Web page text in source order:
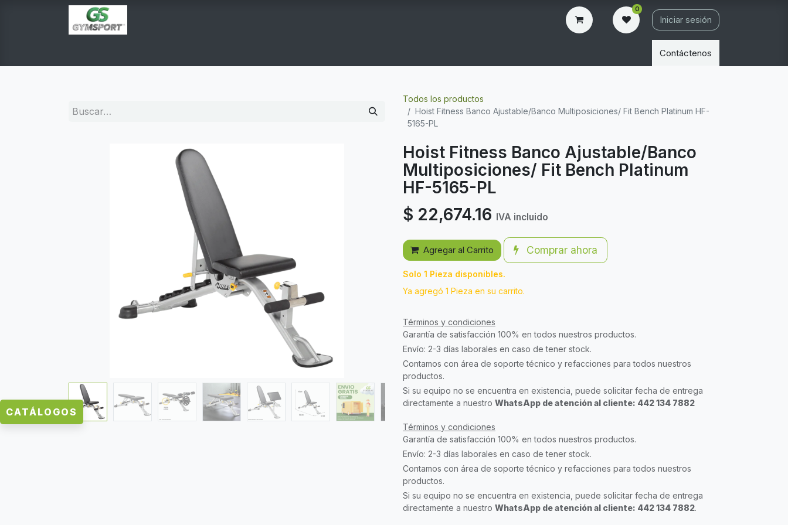
0
Iniciar sesión
Contáctenos
Todos los productos
Hoist Fitness Banco Ajustable/Banco Multiposiciones/ Fit Bench Platinum HF-
5165-PL
Hoist Fitness Banco Ajustable/Banco
Multiposiciones/ Fit Bench Platinum
HF-5165-PL
$ 22,674.16 IVA incluido
Agregar al Carrito Comprar ahora
Solo 1 Pieza disponibles.
Ya agregó 1 Pieza en su carrito.
Términos y condiciones
Garantía de satisfacción 100% en todos nuestros productos.
Envío: 2-3 días laborales en caso de tener stock.
Contamos con área de soporte técnico y refacciones para todos nuestros
productos.
Si su equipo no se encuentra en existencia, puede solicitar fecha de entrega
directamente a nuestro WhatsApp de atención al cliente: 442 134 7882
Términos y condiciones
Garantía de satisfacción 100% en todos nuestros productos.
Envío: 2-3 días laborales en caso de tener stock.
Contamos con área de soporte técnico y refacciones para todos nuestros
productos.
Si su equipo no se encuentra en existencia, puede solicitar fecha de entrega
directamente a nuestro WhatsApp de atención al cliente: 442 134 7882.
CATÁLOGOS